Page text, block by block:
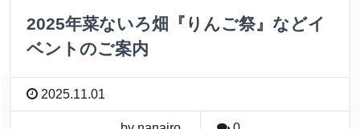
2025年菜ないろ畑『りんご祭』などイ
ベントのご案内
2025.11.01